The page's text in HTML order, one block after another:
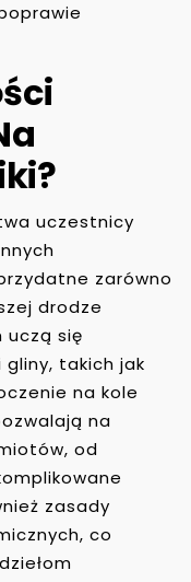
uczestnicy
zarówno
drodze
uczą się
takich jak
na kole
na
od
zasady
co